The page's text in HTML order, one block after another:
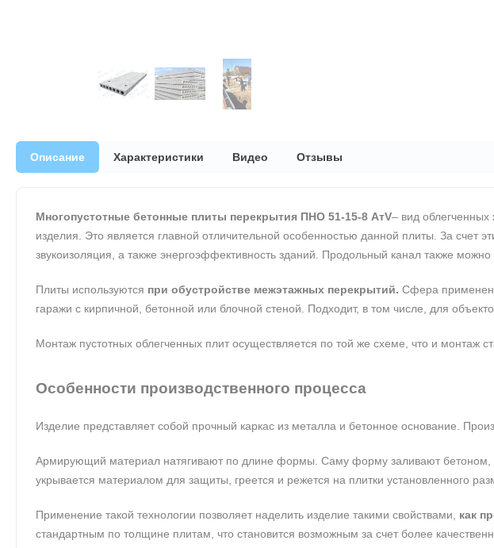
Описание Характеристики Видео Отзывы
Многопустотные бетонные плиты перекрытия ПНО 51-15-8 АтV– вид
изделия. Это является главной отличительной особенностью данной плиты. За счет
звукоизоляция, а также энергоэффективность зданий. Продольный канал также
Плиты используются при обустройстве межэтажных перекрытий. Сфера
гаражи с кирпичной, бетонной или блочной стеной. Подходит, в том числе, для
Монтаж пустотных облегченных плит осуществляется по той же схеме, что и монтаж
Особенности производственного процесса
Изделие представляет собой прочный каркас из металла и бетонное основание.
Армирующий материал натягивают по длине формы. Саму форму заливают бетоном,
укрывается материалом для защиты, греется и режется на плитки установленного
Применение такой технологии позволяет наделить изделие такими свойствами, как
стандартным по толщине плитам, что становится возможным за счет более